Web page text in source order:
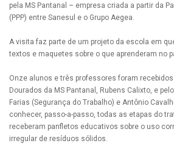
pela MS Pantanal – empresa criada a partir da
(PPP) entre Sanesul e o Grupo Aegea.
A visita faz parte de um projeto da escola em
textos e maquetes sobre o que aprenderam no
Onze alunos e três professores foram
Dourados da MS Pantanal, Rubens Calixto, e
Farias (Segurança do Trabalho) e Antônio
conhecer, passo-a-passo, todas as etapas do
receberam panfletos educativos sobre o uso
irregular de resíduos sólidos.